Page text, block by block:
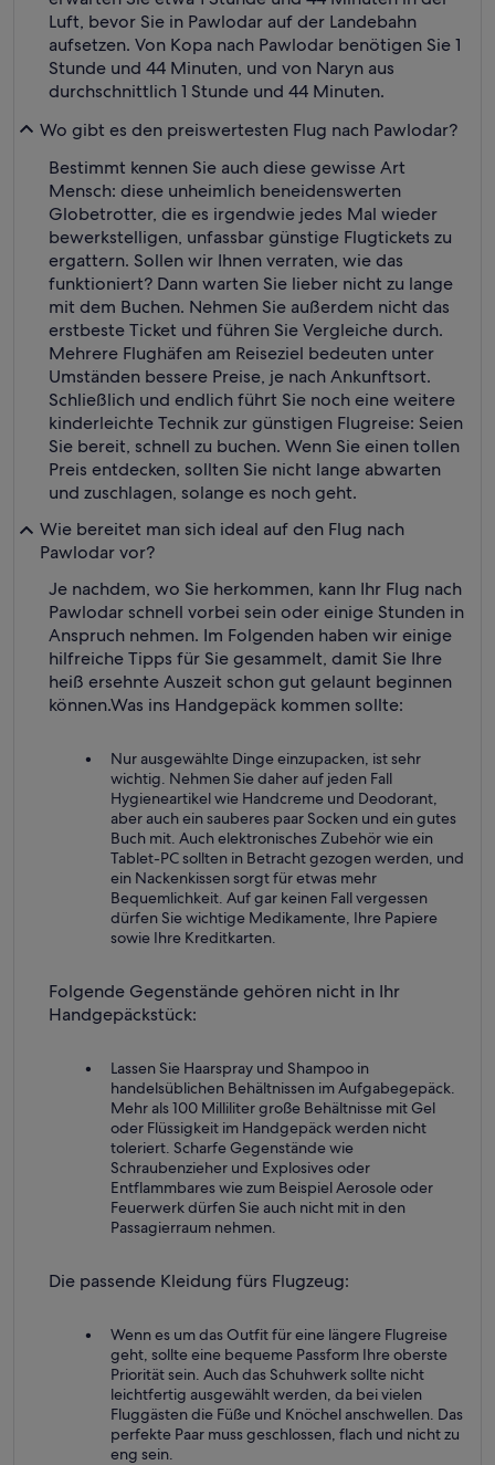
Luft, bevor Sie in Pawlodar auf der Landebahn
aufsetzen. Von Kopa nach Pawlodar benötigen Sie 1
Stunde und 44 Minuten, und von Naryn aus
durchschnittlich 1 Stunde und 44 Minuten.
Wo gibt es den preiswertesten Flug nach Pawlodar?
Bestimmt kennen Sie auch diese gewisse Art
Mensch: diese unheimlich beneidenswerten
Globetrotter, die es irgendwie jedes Mal wieder
bewerkstelligen, unfassbar günstige Flugtickets zu
ergattern. Sollen wir Ihnen verraten, wie das
funktioniert? Dann warten Sie lieber nicht zu lange
mit dem Buchen. Nehmen Sie außerdem nicht das
erstbeste Ticket und führen Sie Vergleiche durch.
Mehrere Flughäfen am Reiseziel bedeuten unter
Umständen bessere Preise, je nach Ankunftsort.
Schließlich und endlich führt Sie noch eine weitere
kinderleichte Technik zur günstigen Flugreise: Seien
Sie bereit, schnell zu buchen. Wenn Sie einen tollen
Preis entdecken, sollten Sie nicht lange abwarten
und zuschlagen, solange es noch geht.
Wie bereitet man sich ideal auf den Flug nach
Pawlodar vor?
Je nachdem, wo Sie herkommen, kann Ihr Flug nach
Pawlodar schnell vorbei sein oder einige Stunden in
Anspruch nehmen. Im Folgenden haben wir einige
hilfreiche Tipps für Sie gesammelt, damit Sie Ihre
heiß ersehnte Auszeit schon gut gelaunt beginnen
können.Was ins Handgepäck kommen sollte:
Nur ausgewählte Dinge einzupacken, ist sehr
wichtig. Nehmen Sie daher auf jeden Fall
Hygieneartikel wie Handcreme und Deodorant,
aber auch ein sauberes paar Socken und ein gutes
Buch mit. Auch elektronisches Zubehör wie ein
Tablet-PC sollten in Betracht gezogen werden, und
ein Nackenkissen sorgt für etwas mehr
Bequemlichkeit. Auf gar keinen Fall vergessen
dürfen Sie wichtige Medikamente, Ihre Papiere
sowie Ihre Kreditkarten.
Folgende Gegenstände gehören nicht in Ihr
Handgepäckstück:
Lassen Sie Haarspray und Shampoo in
handelsüblichen Behältnissen im Aufgabegepäck.
Mehr als 100 Milliliter große Behältnisse mit Gel
oder Flüssigkeit im Handgepäck werden nicht
toleriert. Scharfe Gegenstände wie
Schraubenzieher und Explosives oder
Entflammbares wie zum Beispiel Aerosole oder
Feuerwerk dürfen Sie auch nicht mit in den
Passagierraum nehmen.
Die passende Kleidung fürs Flugzeug:
Wenn es um das Outfit für eine längere Flugreise
geht, sollte eine bequeme Passform Ihre oberste
Priorität sein. Auch das Schuhwerk sollte nicht
leichtfertig ausgewählt werden, da bei vielen
Fluggästen die Füße und Knöchel anschwellen. Das
perfekte Paar muss geschlossen, flach und nicht zu
eng sein.